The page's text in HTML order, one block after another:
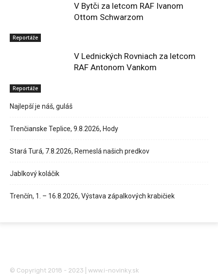
Reportáže
V Bytči za letcom RAF Ivanom
Ottom Schwarzom
Reportáže
V Lednických Rovniach za letcom
RAF Antonom Vankom
Najlepší je náš, guláš
Trenčianske Teplice, 9.8.2026, Hody
Stará Turá, 7.8.2026, Remeslá našich predkov
Jablkový koláčik
Trenčín, 1. – 16.8.2026, Výstava zápalkových krabičiek
© Copyright 2018 - 2023 | www.i-novinky.sk